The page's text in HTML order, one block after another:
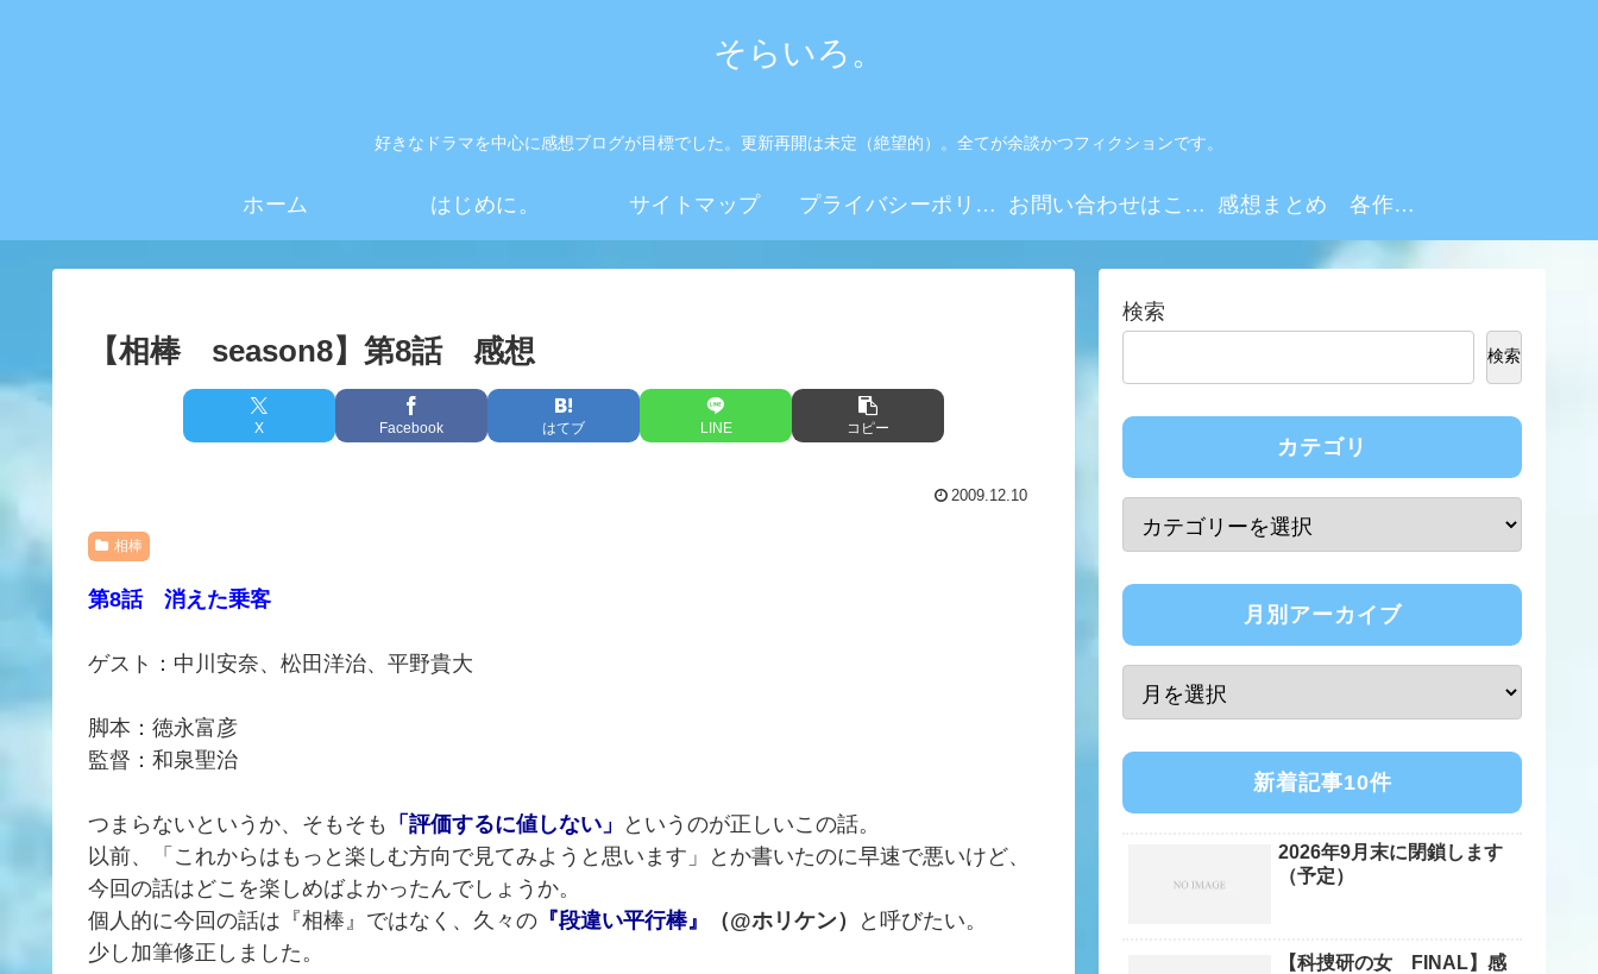
そらいろ。
好きなドラマを中心に感想ブログが目標でした。更新再開は未定（絶望的）。全てが余談かつフィクションです。
ホーム はじめに。 サイトマップ プライバシーポリシー お問い合わせはこちらから 感想まとめ 各作品・シーズンリンク集
【相棒 season8】第8話 感想
X Facebook はてブ LINE コピー
2009.12.10
相棒
第8話 消えた乗客
ゲスト：中川安奈、松田洋治、平野貴大
脚本：徳永富彦
監督：和泉聖治
つまらないというか、そもそも 「評価するに値しない」
というのが正しいこの話。
以前、「これからはもっと楽しむ方向で見てみようと思います」とか書いたのに早速で悪いけど、
今回の話はどこを楽しめばよかったんでしょうか。
個人的に今回の話は『相棒』ではなく、久々の 『段違い平行棒』 （@ホリケン）
と呼びたい。
少し加筆修正しました。
検索
検索
カテゴリ
月別アーカイブ
新着記事10件
2026年9月末に閉鎖します
（予定）
【科捜研の女 FINAL】感